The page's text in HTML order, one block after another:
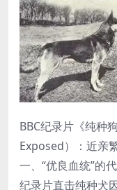
BBC纪录片《纯种
Exposed）：近亲
一、“优良血统”的
纪录片直击纯种犬